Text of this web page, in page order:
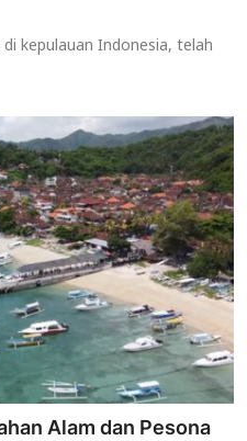
kepulauan Indonesia, telah
Alam dan Pesona